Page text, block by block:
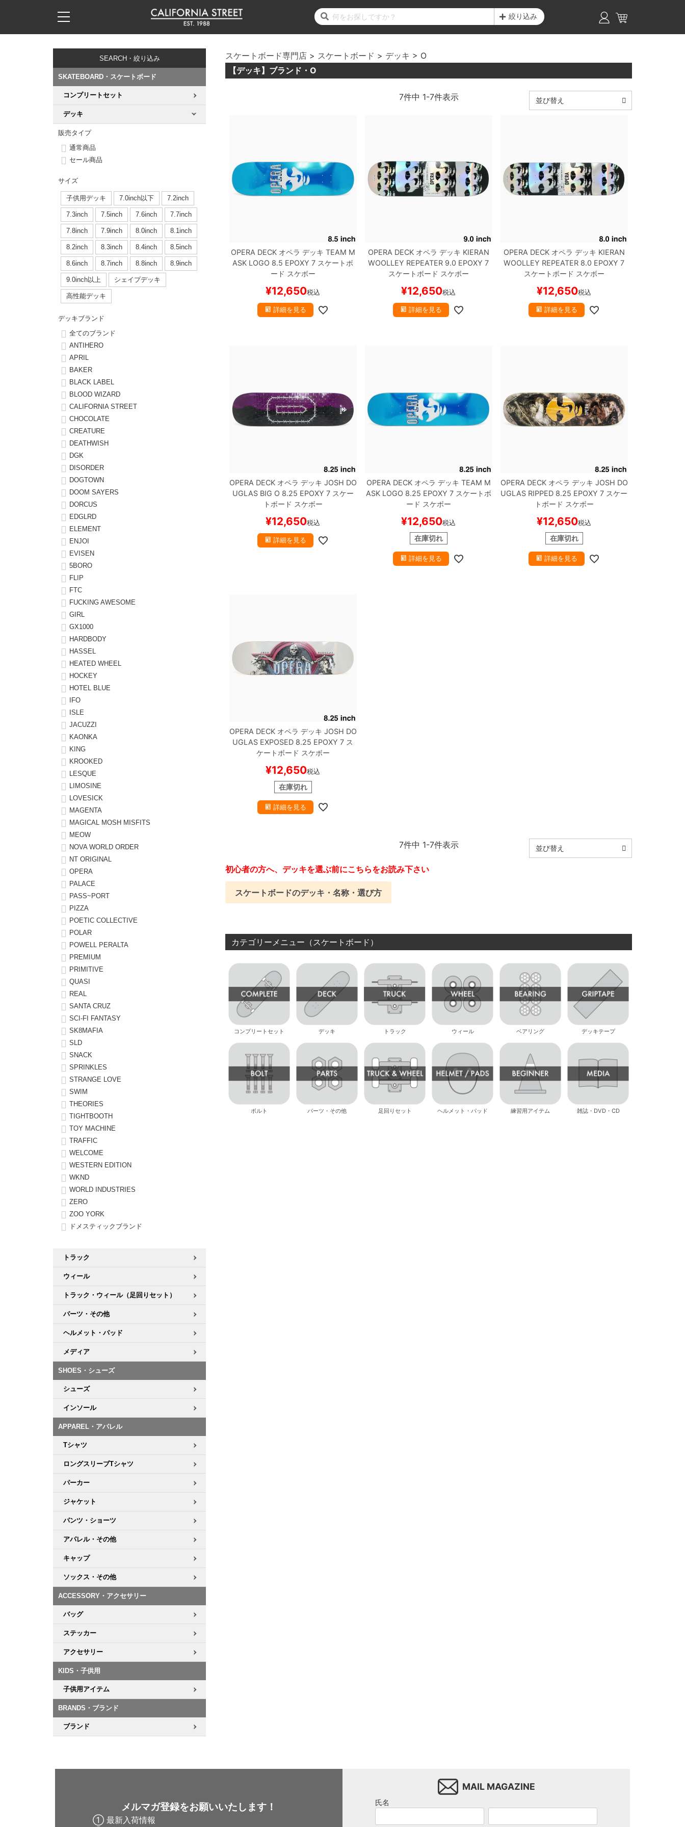
絞り込み
SEARCH・絞り込み
SKATEBOARD・スケートボード
コンプリートセット
デッキ
販売タイプ
通常商品
セール商品
サイズ
子供用デッキ 7.0inch以下 7.2inch
7.3inch 7.5inch 7.6inch 7.7inch
7.8inch 7.9inch 8.0inch 8.1inch
8.2inch 8.3inch 8.4inch 8.5inch
8.6inch 8.7inch 8.8inch 8.9inch
9.0inch以上 シェイプデッキ
高性能デッキ
デッキブランド
全てのブランド
ANTIHERO
APRIL
BAKER
BLACK LABEL
BLOOD WIZARD
CALIFORNIA STREET
CHOCOLATE
CREATURE
DEATHWISH
DGK
DISORDER
DOGTOWN
DOOM SAYERS
DORCUS
EDGLRD
ELEMENT
ENJOI
EVISEN
5BORO
FLIP
FTC
FUCKING AWESOME
GIRL
GX1000
HARDBODY
HASSEL
HEATED WHEEL
HOCKEY
HOTEL BLUE
IFO
ISLE
JACUZZI
KAONKA
KING
KROOKED
LESQUE
LIMOSINE
LOVESICK
MAGENTA
MAGICAL MOSH MISFITS
MEOW
NOVA WORLD ORDER
NT ORIGINAL
OPERA
PALACE
PASS~PORT
PIZZA
POETIC COLLECTIVE
POLAR
POWELL PERALTA
PREMIUM
PRIMITIVE
QUASI
REAL
SANTA CRUZ
SCI-FI FANTASY
SK8MAFIA
SLD
SNACK
SPRINKLES
STRANGE LOVE
SWIM
THEORIES
TIGHTBOOTH
TOY MACHINE
TRAFFIC
WELCOME
WESTERN EDITION
WKND
WORLD INDUSTRIES
ZERO
ZOO YORK
ドメスティックブランド
トラック
ウィール
トラック・ウィール（足回りセット）
パーツ・その他
ヘルメット・パッド
メディア
SHOES・シューズ
シューズ
インソール
APPAREL・アパレル
Tシャツ
ロングスリーブTシャツ
パーカー
ジャケット
パンツ・ショーツ
アパレル・その他
キャップ
ソックス・その他
ACCESSORY・アクセサリー
バッグ
ステッカー
アクセサリー
KIDS・子供用
子供用アイテム
BRANDS・ブランド
ブランド
スケートボード専門店 スケートボード デッキ
O
【デッキ】ブランド・O
並び替え
7件中 1-7件表示
OPERA DECKオペラ デッキ TEAM M
ASK LOGO 8.5 EPOXY 7 スケートボ
ード スケボー
¥12,650税込
詳細を見る
OPERA DECKオペラ デッキ KIERAN
WOOLLEY REPEATER 9.0 EPOXY 7
スケートボード スケボー
¥12,650税込
詳細を見る
OPERA DECKオペラ デッキ KIERAN
WOOLLEY REPEATER 8.0 EPOXY 7
スケートボード スケボー
¥12,650税込
詳細を見る
OPERA DECK オペラ デッキ JOSH DO
UGLASBIG O 8.25 EPOXY 7スケー
トボード スケボー
¥12,650税込
詳細を見る
OPERA DECKオペラ デッキ TEAM M
ASK LOGO 8.25 EPOXY 7スケートボ
ード スケボー
¥12,650税込
在庫切れ
詳細を見る
OPERA DECKオペラ デッキ JOSH DO
UGLAS RIPPED 8.25 EPOXY 7 スケー
トボード スケボー
¥12,650税込
在庫切れ
詳細を見る
OPERA DECK オペラ デッキ JOSH DO
UGLAS EXPOSED 8.25 EPOXY 7 ス
ケートボード スケボー
¥12,650税込
在庫切れ
詳細を見る
並び替え
7件中 1-7件表示
初心者の方へ、デッキを選ぶ前にこちらをお読み下さい
スケートボードのデッキ・名称・選び方
カテゴリーメニュー（スケートボード）
コンプリートセット デッキ トラック ウィール ベアリング デッキテープ
ボルト パーツ・その他 足回りセット ヘルメット・パッド 練習用アイテム 雑誌・DVD・CD
メルマガ登録をお願いいたします！
① 最新入荷情報
MAIL MAGAZINE
氏名
11,000円以上で送料無料！
コンプリートセット（完成品）
11,000円以上で送料無料！
デッキ新着一覧
デッキブランド一覧（全てのデッキ）
サイズからデッキを選ぶ
シェイプデッキ
11,000円以上で送料無料！
トラック新着一覧
トラックブランド一覧（全てのトラック）
適合デッキサイズから選ぶ
ウィール
11,000円以上で送料無料！
ウィール新着一覧
ウィールブランド一覧（全てのウィール）
ウィールをサイズから選ぶ
スピットファイヤー F4（フォーミュラフォー）
ボーンズ XF（エックスフォーミュラ）
ボーンズ STF（エスティーエフ）
パウエルペラルタ DF（ドラゴンフォーミュラ）
ソフトウィール（クルーザー）
ベアリング
デッキテープ
パーツ・その他
ヘルメット・パッド
練習用アイテム（初心者におすすめ）
スケートケース・バッグ
メディア（雑誌・DVD・CD）
11,000円以上で送料無料！
シューズ新着一覧
シューズブランド一覧
シューズをサイズから選ぶ
シューレース・その他
11,000円以上で送料無料！
ロングスリーブTシャツ
ジャケット
パーカー
トレーナー・セーター
長袖ボタンシャツ
半袖シャツ
アンダーウエア
サイズの測り方
11,000円以上で送料無料！
最新ブログ一覧
11,000円以上で送料無料！
スタッフおすすめアイテム
スケートパーク情報
11,000円以上で送料無料！
ショップライダー紹介
カリフォルニアストリートの歴史
プライバシーポリシー
特定商取引法に基づく表記